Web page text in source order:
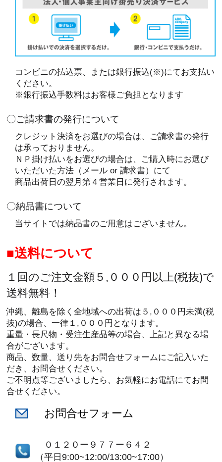
コンビニの払込票、または銀行振込(※)にてお支払い
ください。
※銀行振込手数料はお客様ご負担となります
〇ご請求書の発行について
クレジット決済をお選びの場合は、ご請求書の発行
は承っておりません。
ＮＰ掛け払いをお選びの場合は、ご購入時にお選び
いただいた方法（メール or 請求書）にて
商品出荷日の翌月第４営業日に発行されます。
〇納品書について
当サイトでは納品書のご用意はございません。
送料について
１回のご注文金額５,０００円以上(税抜)で
送料無料！
沖縄、離島を除く全地域への出荷は５,０００円未満(税
抜)の場合、一律１,０００円となります。
重量・長尺物・受注生産品等の場合、上記と異なる場
合がございます。
商品、数量、送り先をお問合せフォームにご記入いた
だき、お問合せください。
ご不明点等ございましたら、お気軽にお電話にてお問
合せください。
お問合せフォーム
０１２０ー９７７ー６４２
（平日9:00~12:00/13:00~17:00）